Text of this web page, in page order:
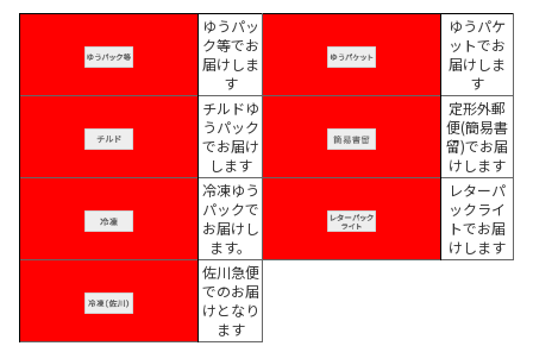
ゆうパッ
ク等でお
届けしま
す
ゆうパケ
ットでお
届けしま
す
チルドゆ
うパック
でお届け
します
定形外郵
便(簡易書
留)でお届
けします
冷凍ゆう
パックで
お届けし
ます。
レターパ
ックライ
トでお届
けします
佐川急便
でのお届
けとなり
ます